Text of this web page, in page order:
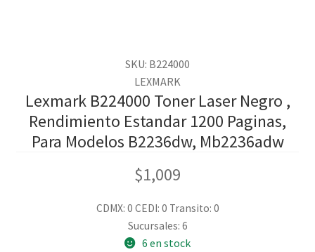
SKU: B224000
LEXMARK
Lexmark B224000 Toner Laser Negro ,
Rendimiento Estandar 1200 Paginas,
Para Modelos B2236dw, Mb2236adw
$1,009
CDMX: 0 CEDI: 0 Transito: 0
Sucursales: 6
6 en stock